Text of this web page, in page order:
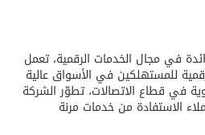
في مجال الخدمات الرقمية، تعمل
للمستهلكين في الأسواق عالية
في قطاع الاتصالات، تطوّر الشركة
الاستفادة من خدمات مرنة